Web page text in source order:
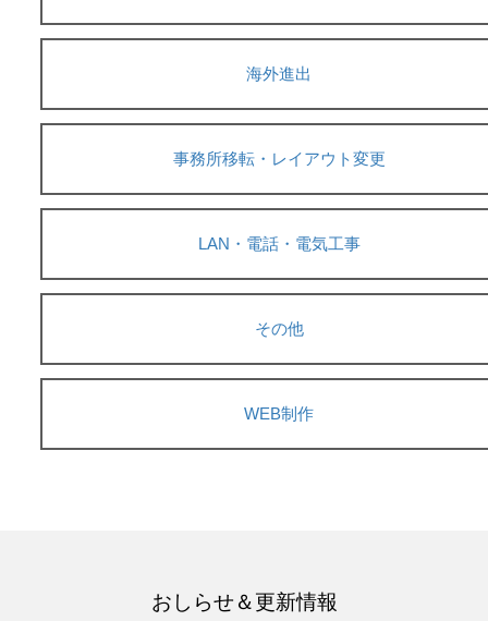
海外進出
事務所移転・レイアウト変更
LAN・電話・電気工事
その他
WEB制作
おしらせ＆更新情報